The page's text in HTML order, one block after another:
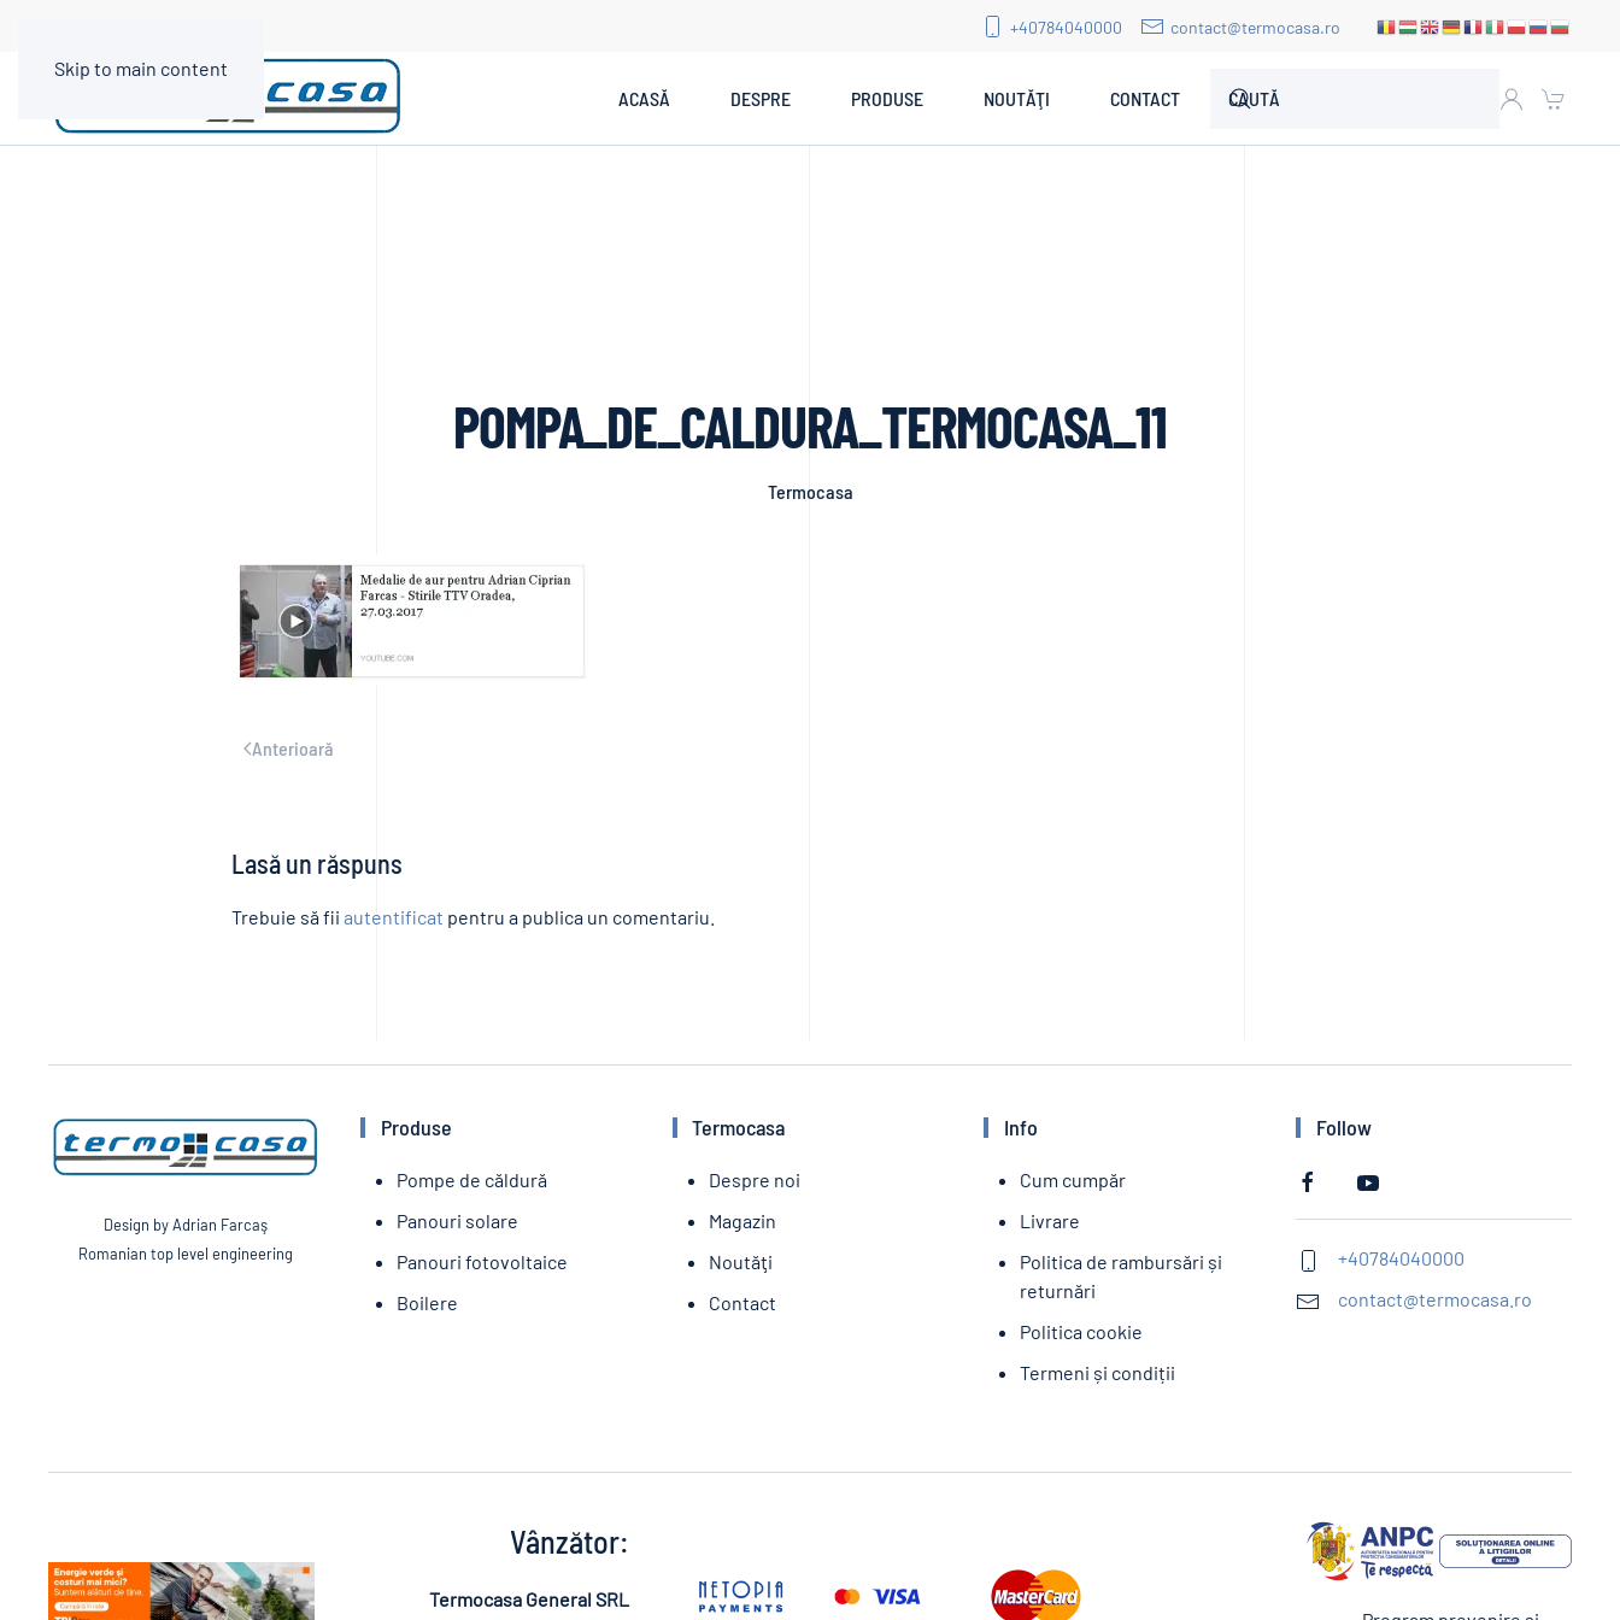
Skip to main content
+40784040000 contact@termocasa.ro
ACASĂ DESPRE PRODUSE NOUTĂŢI CONTACT
POMPA_DE_CALDURA_TERMOCASA_11
Termocasa
Anterioară
Lasă un răspuns
Trebuie să fii autentificat pentru a publica un comentariu.
Design by Adrian Farcaş
Romanian top level engineering
Produse
Pompe de căldură
Panouri solare
Panouri fotovoltaice
Boilere
Termocasa
Despre noi
Magazin
Noutăţi
Contact
Info
Cum cumpăr
Livrare
Politica de rambursări și
returnări
Politica cookie
Termeni și condiții
Follow
+40784040000
contact@termocasa.ro
Vânzător:
Termocasa General SRL